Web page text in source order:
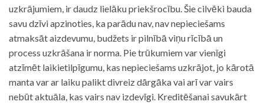
uzkrājumiem, ir daudz lielāku priekšrocību. Šie cilvēki bauda
savu dzīvi apzinoties, ka parādu nav, nav nepieciešams
atmaksāt aizdevumu, budžets ir pilnībā viņu rīcībā un
process uzkrāšana ir norma. Pie trūkumiem var vienīgi
atzīmēt laikietilpīgumu, kas nepieciešams uzkrājot, jo kārotā
manta var ar laiku palikt divreiz dārgāka vai arī var vairs
nebūt aktuāla, kas vairs nav izdevīgi. Kreditēšanai savukārt